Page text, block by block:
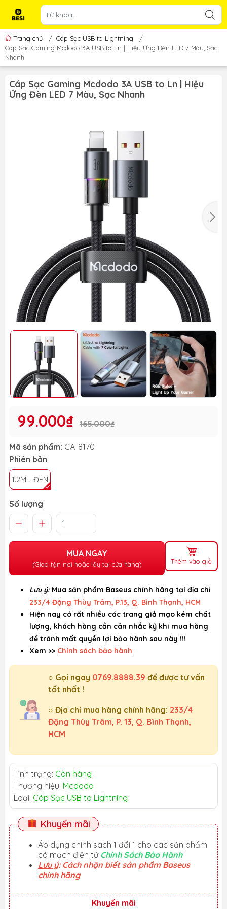
Trang chủ / Cáp Sạc USB to Lightning
/
Cáp Sạc Gaming Mcdodo 3A USB to Ln | Hiệu Ứng Đèn LED 7 Màu, Sạc
Nhanh
Cáp Sạc Gaming Mcdodo 3A USB to Ln | Hiệu
Ứng Đèn LED 7 Màu, Sạc Nhanh
99.000₫ 165.000₫
Mã sản phẩm: CA-8170
Phiên bản
1.2M - ĐEN
Số lượng
MUA NGAY
(Giao tận nơi hoặc lấy tại cửa hàng) Thêm vào giỏ
Lưu ý: Mua sản phẩm Baseus chính hãng tại địa chỉ
233/4 Đặng Thùy Trâm, P.13, Q. Bình Thạnh, HCM
Hiện nay có rất nhiều các trang giả mạo kém chất
lượng, khách hàng cần cân nhắc kỹ khi mua hàng
để tránh mất quyền lợi bảo hành sau này !!!
Xem >> Chính sách bảo hành
○ Gọi ngay 0769.8888.39 để được tư vấn
tốt nhất !
○ Địa chỉ mua hàng chính hãng: 233/4
Đặng Thùy Trâm, P. 13, Q. Bình Thạnh,
HCM
Tình trạng: Còn hàng
Thương hiệu: Mcdodo
Loại: Cáp Sạc USB to Lightning
Khuyến mãi
Áp dụng chính sách 1 đổi 1 cho các sản phẩm
có mạch điện tử Chính Sách Bảo Hành
Lưu ý: Cách nhận biết sản phẩm Baseus
chính hãng
Khuyến mãi